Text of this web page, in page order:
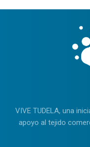
VIVE TUDELA, una
apoyo al tejido